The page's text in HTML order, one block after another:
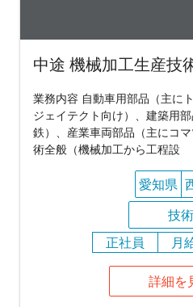
中途 機械加工生産技
業務内容 自動車用部品（主に
ジェイテクト向け）、建築用
鉄）、産業車両部品（主にコ
術全般（機械加工から工程設
愛知県
技術
正社員
月
詳細を